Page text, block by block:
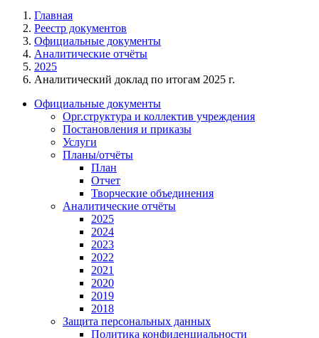
Главная
Реестр документов
Официальные документы
Аналитические отчёты
2025
Аналитический доклад по итогам 2025 г.
Официальные документы
Орг.структура и коллектив учреждения
Постановления и приказы
Услуги
Планы/отчёты
План
Отчет
Творческие объединения
Аналитические отчёты
2025
2024
2023
2022
2021
2020
2019
2018
Защита персональных данных
Политика конфиденциальности